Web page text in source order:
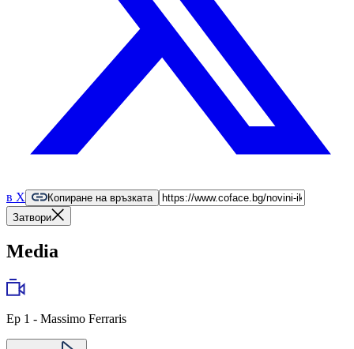
в X
Копиране на връзката
Затвори
Media
Ep 1 - Massimo Ferraris